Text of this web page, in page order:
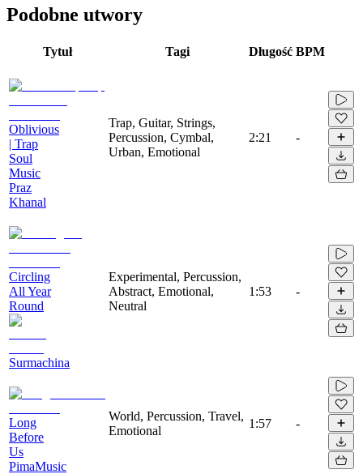
Podobne utwory
Tytuł Tagi Długość BPM
Oblivious
| Trap
Soul
Music
Praz
Khanal
Trap, Guitar, Strings,
Percussion, Cymbal,
Urban, Emotional
2:21 -
Circling
All Year
Round
Surmachina
Experimental, Percussion,
Abstract, Emotional,
Neutral
1:53 -
Long
Before
Us
PimaMusic
World, Percussion, Travel,
Emotional
1:57 -